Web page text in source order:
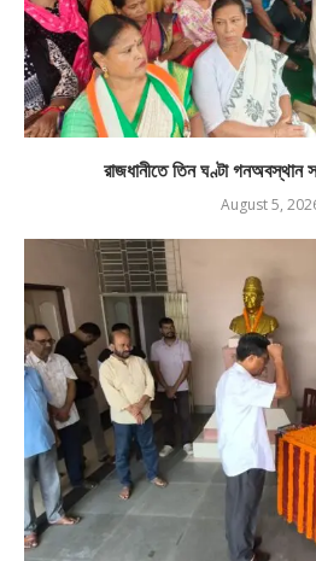
রাজধানীতে তিন ঘণ্টা গনঅবস্থান
August 5,